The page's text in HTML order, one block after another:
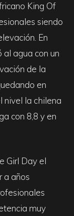
King Of
siendo
En
agua con un
de la
en
nivel la chilena
con 8,8 y en
Girl Day el
a años
muy